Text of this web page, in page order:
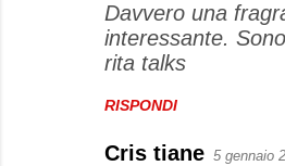
Davvero una
interessante.
rita talks
RISPONDI
Cris tiane 5 gennaio